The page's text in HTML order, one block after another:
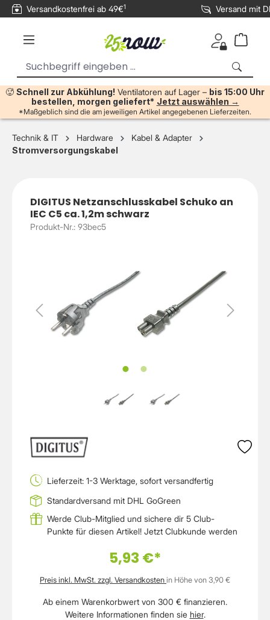
springen
Versandkostenfrei ab 49€1 Versand mit
🥵 Schnell zur Abkühlung! Ventilatoren auf Lager – bis 15:00 Uhr
bestellen, morgen geliefert* Jetzt auswählen →
*Maßgeblich sind die am jeweiligen Artikel angegebenen Lieferzeiten.
Technik & IT Hardware
Kabel & Adapter
Stromversorgungskabel
DIGITUS Netzanschlusskabel Schuko an
IEC C5 ca. 1,2m schwarz
Produkt-Nr.: 93bec5
Lieferzeit: 1-3 Werktage, sofort versandfertig
Standardversand mit DHL GoGreen
Werde Club-Mitglied und sichere dir 5 Club-
Punkte für diesen Artikel! Jetzt Clubkunde werden
5,93 €*
Preis inkl. MwSt. zzgl. Versandkosten in Höhe von 3,90 €
Ab einem Warenkorbwert von 300 € finanzieren.
Weitere Informationen finden sie hier.